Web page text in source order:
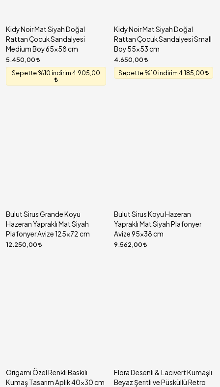
Kidy Noir Mat Siyah Doğal
Rattan Çocuk Sandalyesi
Medium Boy 65x58 cm
5.450,00
Sepette %10 indirim 4.905,00
Kidy Noir Mat Siyah Doğal
Rattan Çocuk Sandalyesi Small
Boy 55x53 cm
4.650,00
Sepette %10 indirim 4.185,00
Bulut Sirus Grande Koyu
Hazeran Yapraklı Mat Siyah
Plafonyer Avize 125x72 cm
12.250,00
Bulut Sirus Koyu Hazeran
Yapraklı Mat Siyah Plafonyer
Avize 95x38 cm
9.562,00
Origami Özel Renkli Baskılı
Kumaş Tasarım Aplik 40x30 cm
Flora Desenli & Lacivert Kumaşlı
Beyaz Şeritli ve Püsküllü Retro